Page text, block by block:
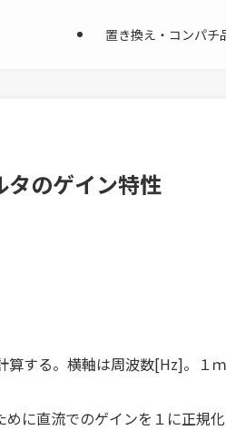
置き換え・コンパチ
タのゲイン特性
する。横軸は周波数[Hz]。１
に直流でのゲインを１に正規化